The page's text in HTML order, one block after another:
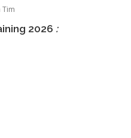
Tim
2026 :